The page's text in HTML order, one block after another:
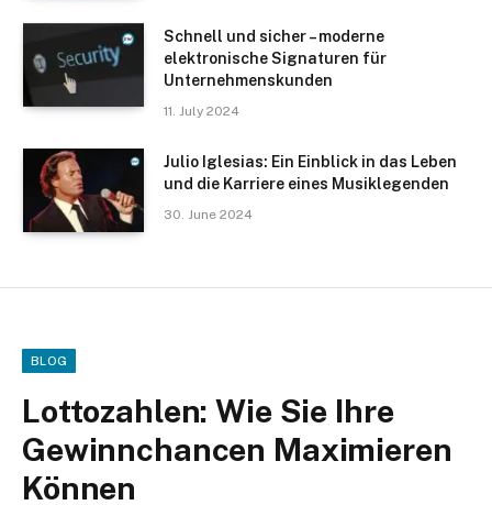
Schnell und sicher – moderne
elektronische Signaturen für
Unternehmenskunden
11. July 2024
Julio Iglesias: Ein Einblick in das Leben
und die Karriere eines Musiklegenden
30. June 2024
BLOG
Lottozahlen: Wie Sie Ihre
Gewinnchancen Maximieren
Können